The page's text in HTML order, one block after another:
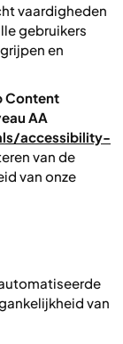
vaardigheden
gebruikers
en
Content
AA
accessibility-
van de
van onze
van